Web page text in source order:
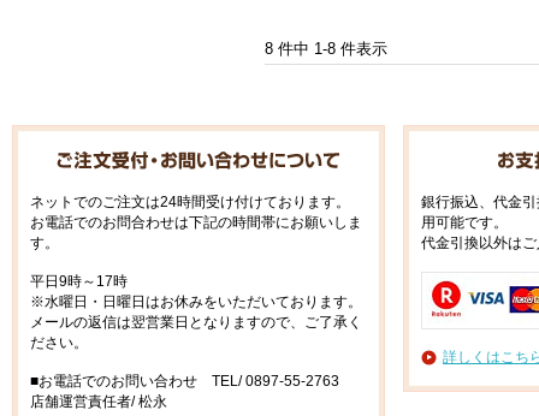
8 件中 1-8 件表示
ネットでのご注文は24時間受け付けております。
お電話でのお問合わせは下記の時間帯にお願いしま
す。
平日9時～17時
※水曜日・日曜日はお休みをいただいております。
メールの返信は翌営業日となりますので、ご了承く
ださい。
■お電話でのお問い合わせ TEL/ 0897-55-2763
店舗運営責任者/ 松永
銀行振込、代金
用可能です。
代金引換以外は
詳しくはこち